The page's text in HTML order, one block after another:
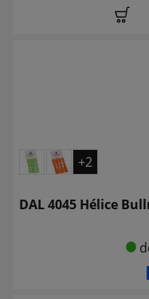
+2
DAL 4045 Hélice